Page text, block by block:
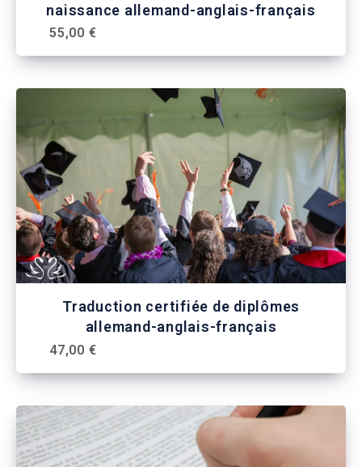
naissance allemand-anglais-français
55,00 €
Traduction certifiée de diplômes
allemand-anglais-français
47,00 €